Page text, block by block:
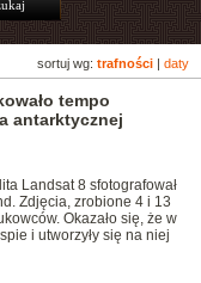
sortuj wg: trafności daty
tempo
antarktycznej
Landsat 8 sfotografował
Zdjęcia, zrobione 4 i 13
Okazało się, że w
i utworzyły się na niej